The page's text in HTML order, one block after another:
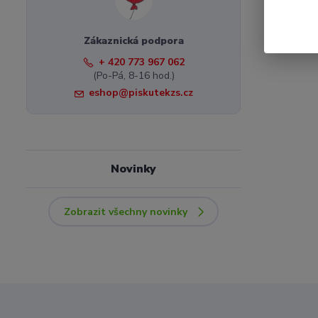
Zákaznická podpora
+ 420 773 967 062
(Po-Pá, 8-16 hod.)
eshop@piskutekzs.cz
Novinky
Zobrazit všechny novinky